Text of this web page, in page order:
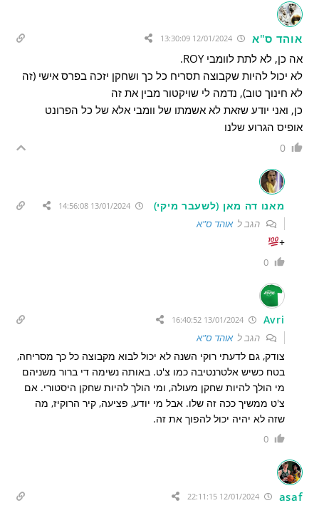
אוהד ס"א 12/01/2024 13:30:09
אה כן, לא לתת לוומבי ROY.
לא יכול להיות שקבוצה תסריח כל כך ושחקן יזכה בפרס אישי (זה
לא חינוך טוב), נדמה לי שויקטור מבין את זה
כן, ואני יודע שזאת לא אשמתו של וומבי אלא של כל הפרונט
אופיס הגרוע שלנו
0
מאנו דה מאן (לשעבר מיקי) 13/01/2024 14:56:08
הגב לאוהד ס"א
+
0
Avri
13/01/2024 16:40:52
הגב לאוהד ס"א
צודק, גם לדעתי רוקי השנה לא יכול לבוא מקבוצה כל כך מסריחה,
בטח כשיש אלטרנטיבה כמו צ'ט. באותה נשימה די ברור משניהם
מי הולך להיות שחקן מעולה, ומי הולך להיות שחקן היסטורי. אם
צ'ט ממשיך ככה זה שלו. אבל מי יודע, פציעה, קיר הרוקיז, מה
שזה לא יהיה יכול להפוך את זה.
0
asaf
12/01/2024 22:11:15